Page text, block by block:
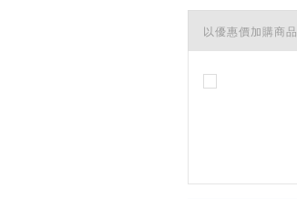
以優惠價加購商品